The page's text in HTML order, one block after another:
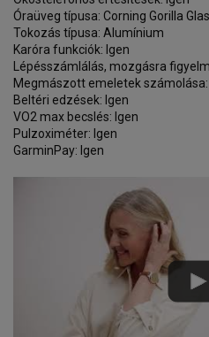
Óraüveg típusa: Corning Gorilla
Tokozás típusa: Alumínium
Karóra funkciók: Igen
Lépésszámlálás, mozgásra
Megmászott emeletek számolása:
Beltéri edzések: Igen
VO2 max becslés: Igen
Pulzoximéter: Igen
GarminPay: Igen